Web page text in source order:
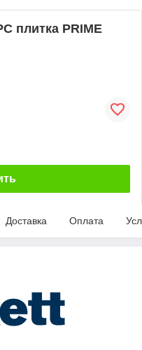
плитка PRIME
Доставка Оплата